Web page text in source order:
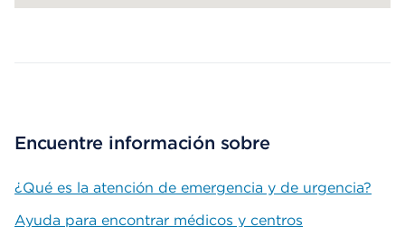
Encuentre información sobre
¿Qué es la atención de emergencia y de urgencia?
Ayuda para encontrar médicos y centros